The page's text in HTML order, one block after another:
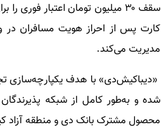
سقف ۳۰ میلیون تومان اعتبار
کارت پس از احراز هویت مسافران در
مدیریت می‌کند.
«دیباکیش‌دی» با هدف یکپارچه‌سازی
شده و به‌طور کامل از شبکه
محصول مشترک بانک دی و منطقه آزاد